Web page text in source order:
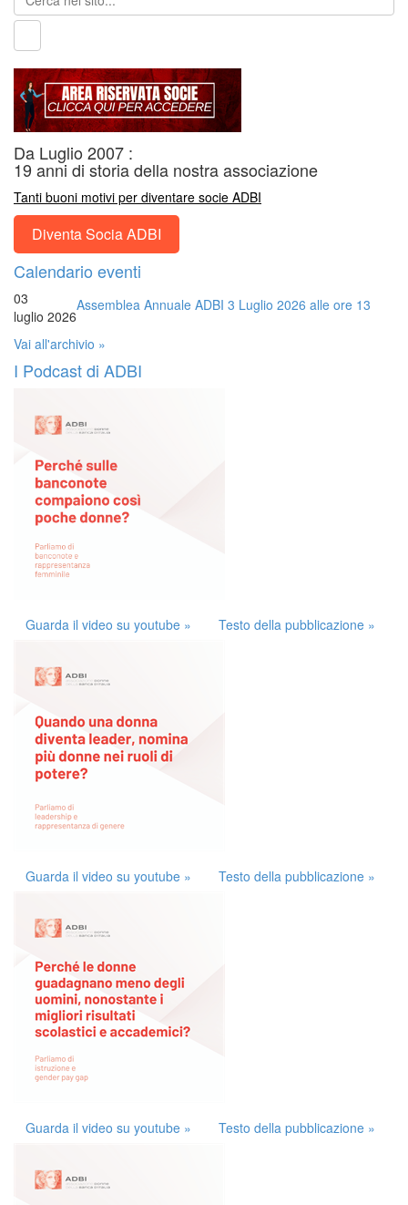
Da Luglio 2007 :
19 anni di storia della nostra associazione
Tanti buoni motivi per diventare socie ADBI
Diventa Socia ADBI
Calendario eventi
03
luglio 2026
Assemblea Annuale ADBI 3 Luglio 2026 alle ore 13
Vai all'archivio »
I Podcast di ADBI
Guarda il video su youtube » Testo della pubblicazione »
Guarda il video su youtube » Testo della pubblicazione »
Guarda il video su youtube » Testo della pubblicazione »